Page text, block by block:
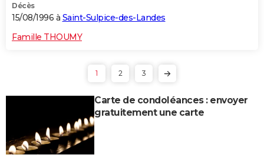
Décès
15/08/1996 à Saint-Sulpice-des-Landes
Famille THOUMY
1 2 3
Carte de condoléances : envoyer
gratuitement une carte